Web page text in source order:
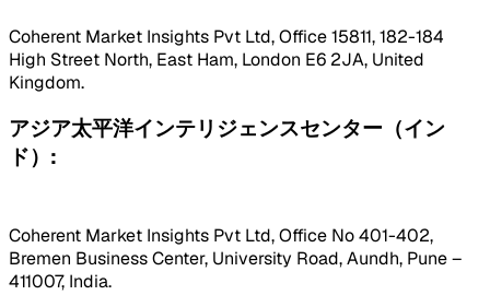
Coherent Market Insights Pvt Ltd, Office 15811, 182-184
High Street North, East Ham, London E6 2JA, United
Kingdom.
アジア太平洋インテリジェンスセンター（イン
ド）:
Coherent Market Insights Pvt Ltd, Office No 401-402,
Bremen Business Center, University Road, Aundh, Pune –
411007, India.